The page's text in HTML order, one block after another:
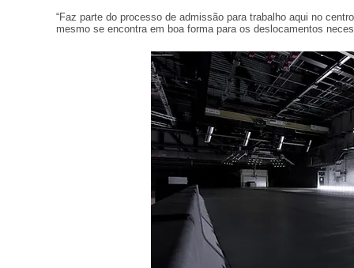
“Faz parte do processo de admissão para trabalho aqui no
mesmo se encontra em boa forma para os deslocamentos